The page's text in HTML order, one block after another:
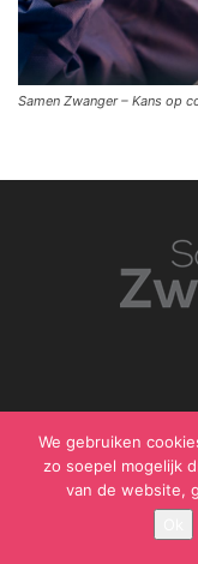
Samen Zwanger – Kans op
© Samen Zwanger
We gebruiken
zo soepel mogelijk
van de website,